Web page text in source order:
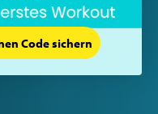
Code sichern